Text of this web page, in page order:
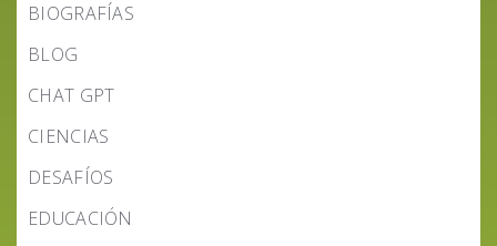
BIOGRAFÍAS
BLOG
CHAT GPT
CIENCIAS
DESAFÍOS
EDUCACIÓN